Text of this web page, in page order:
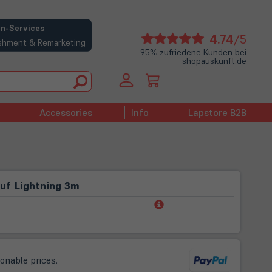
Services
& Remarketing 4.74/5
95% zufriedene Kunden bei
shopauskunft.de
Accessories Info Lapstore B2B
Lightning 3m
(öffnet
prices.